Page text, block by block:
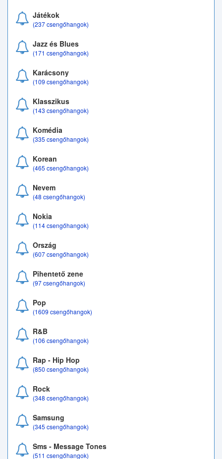
Játékok
(237 csengőhangok)
Jazz és Blues
(171 csengőhangok)
Karácsony
(109 csengőhangok)
Klasszikus
(143 csengőhangok)
Komédia
(335 csengőhangok)
Korean
(465 csengőhangok)
Nevem
(48 csengőhangok)
Nokia
(114 csengőhangok)
Ország
(607 csengőhangok)
Pihentető zene
(97 csengőhangok)
Pop
(1609 csengőhangok)
R&B
(106 csengőhangok)
Rap - Hip Hop
(850 csengőhangok)
Rock
(348 csengőhangok)
Samsung
(345 csengőhangok)
Sms - Message Tones
(511 csengőhangok)